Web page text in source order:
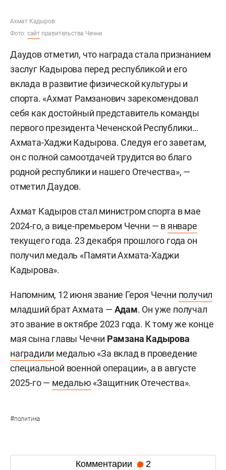
Ахмат Кадыров
Фото: сайт правительства Чечни
Даудов отметил, что награда стала признанием
заслуг Кадырова перед республикой и его
вклада в развитие физической культуры и
спорта. «Ахмат Рамзанович зарекомендовал
себя как достойный представитель команды
первого президента Чеченской Республики…
Ахмата-Хаджи Кадырова. Следуя его заветам,
он с полной самоотдачей трудится во благо
родной республики и нашего Отечества», —
отметил Даудов.
Ахмат Кадыров стал министром спорта в мае
2024-го, а вице-премьером Чечни — в январе
текущего года. 23 декабря прошлого года он
получил медаль «Памяти Ахмата-Хаджи
Кадырова».
Напомним, 12 июня звание Героя Чечни получил
младший брат Ахмата — Адам. Он уже получал
это звание в октябре 2023 года. К тому же конце
мая сына главы Чечни Рамзана Кадырова
наградили медалью «За вклад в проведение
специальной военной операции», а в августе
2025-го — медалью «Защитник Отечества».
#политика
Комментарии 2